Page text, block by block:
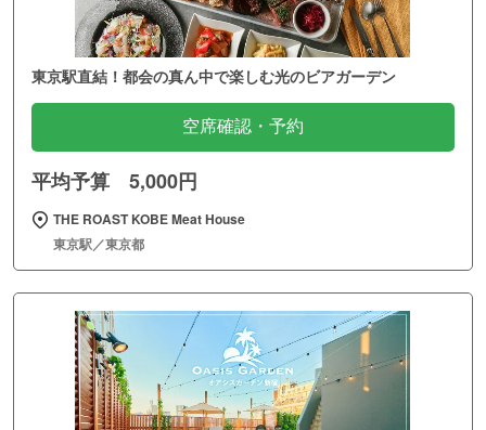
東京駅直結！都会の真ん中で楽しむ光のビアガーデン
空席確認・予約
平均予算 5,000円
THE ROAST KOBE Meat House
東京駅／東京都